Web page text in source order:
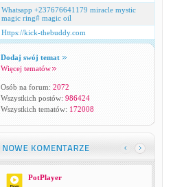
Whatsapp +237676641179 miracle mystic
magic ring# magic oil
Https://kick-thebuddy.com
Dodaj swój temat
Więcej tematów
Osób na forum: 2072
Wszystkich postów: 986424
Wszystkich tematów: 172008
PotPlayer